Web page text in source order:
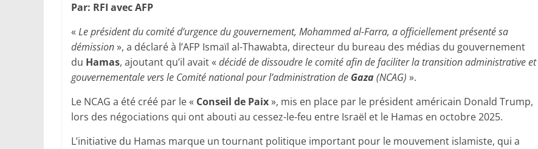
Par: RFI avec AFP
« Le président du comité d’urgence du gouvernement, Mohammed al-Farra, a officiellement présenté sa
démission», a déclaré à l’AFP Ismaïl al-Thawabta, directeur du bureau des médias du gouvernement
du Hamas, ajoutant qu’il avait « décidé de dissoudre le comité afin de faciliter la transition administrative et
gouvernementale vers le Comité national pour l’administration de Gaza(NCAG) ».
Le NCAG a été créé par le « Conseil de Paix», mis en place par le président américain Donald Trump,
lors des négociations qui ont abouti au cessez-le-feu entre Israël et le Hamas en octobre 2025.
L’initiative du Hamas marque un tournant politique important pour le mouvement islamiste, qui a